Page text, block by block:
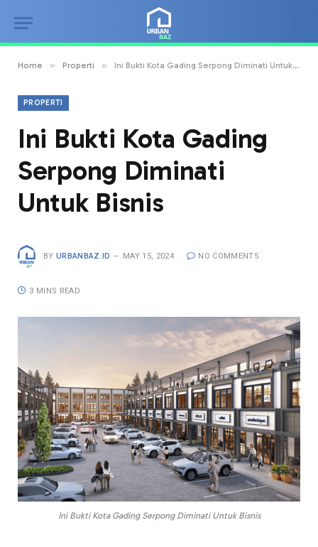
Home » Properti » Ini Bukti Kota Gading Serpong Diminati Untuk Bisnis
PROPERTI
Ini Bukti Kota Gading
Serpong Diminati
Untuk Bisnis
BY URBANBAZ.ID MAY 15, 2024 NO COMMENTS
3 MINS READ
Ini Bukti Kota Gading Serpong Diminati Untuk Bisnis